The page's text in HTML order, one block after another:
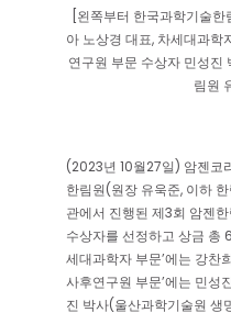
[왼쪽부터 한국과학기술
아 노상경 대표, 차세대과학
연구원 부문 수상자 민성진
림원
(2023년 10월27일) 암젠코
한림원(원장 유욱준, 이하
관에서 진행된 제3회 암젠
수상자를 선정하고 상금 총
세대과학자 부문’에는 강찬
사후연구원 부문’에는 민성
진 박사(울산과학기술원 생